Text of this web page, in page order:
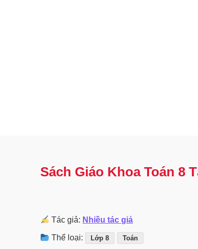
Sách Giáo Khoa Toán 8
Tác giả: Nhiều tác giả
Thể loại: Lớp 8 Toán